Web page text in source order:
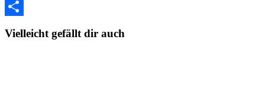
Copy
Vielleicht gefällt dir auch